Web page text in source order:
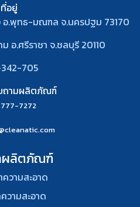
ที่อยู่
อ.พุทธ-มณฑล จ.นครปฐม 73170
อ.ศรีราชา จ.ชลบุรี 20110
705
ถามผลิตภัณฑ์
7272
ผลิตภัณฑ์
ความสะอาด
วามสะอาด